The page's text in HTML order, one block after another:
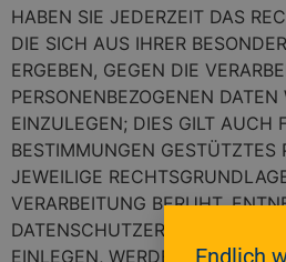
HABEN SIE JEDERZEIT DAS
DIE SICH AUS IHRER
ERGEBEN, GEGEN DIE
PERSONENBEZOGENEN DATEN
EINZULEGEN; DIES GILT AUCH
BESTIMMUNGEN GESTÜTZTES
JEWEILIGE
VERARBEITUNG BERUHT,
DATENSCHUTZERKLÄRUNG.
EINLEGEN, WERDEN WIR IHRE
Endlich